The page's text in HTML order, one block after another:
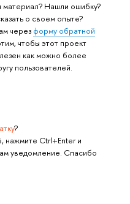
Нашли ошибку?
о своем опыте?
через форму обратной
чтобы этот проект
как можно более
пользователей.
?
нажмите Ctrl+Enter и
уведомление. Спасибо